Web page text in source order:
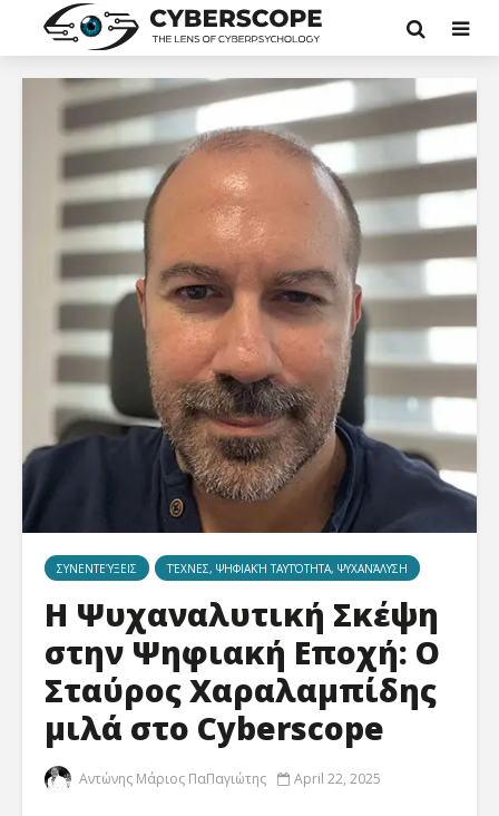
ΣΥΝΕΝΤΕΎΞΕΙΣ ΤΈΧΝΕΣ, ΨΗΦΙΑΚΉ ΤΑΥΤΌΤΗΤΑ, ΨΥΧΑΝΆΛΥΣΗ
Η Ψυχαναλυτική Σκέψη
στην Ψηφιακή Εποχή: Ο
Σταύρος Χαραλαμπίδης
μιλά στο Cyberscope
Αντώνης Μάριος ΠαΠαγιώτης April 22, 2025
Τσιτσανούδη-